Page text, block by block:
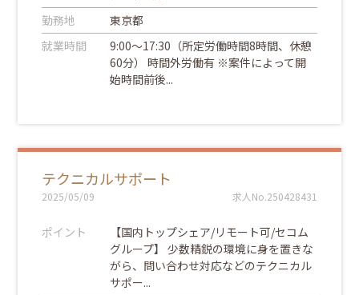
勤務地
東京都
就業時間
9:00～17:30（所定労働時間8時間、休憩
60分） 時間外労働有 ※案件によって開
始時間前後...
テクニカルサポート
2025/05/09 求人No.250428431
ポイント
【国内トップシェア/リモート可/セコム
グループ】 少数精鋭の環境に身を置きな
がら、問い合わせ対応などのテクニカル
サポー...